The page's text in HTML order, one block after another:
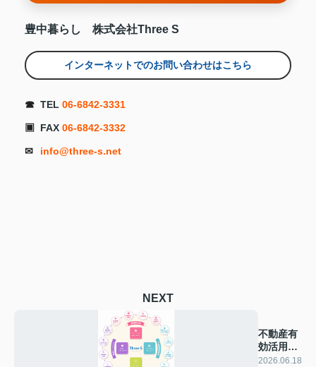
豊中暮らし 株式会社Three S
インターネットでのお問い合わせはこちら
☎ TEL 06-6842-3331
▣ FAX 06-6842-3332
✉ info@three-s.net
NEXT
不動産有
効活用と
相続対策
2026.06.18